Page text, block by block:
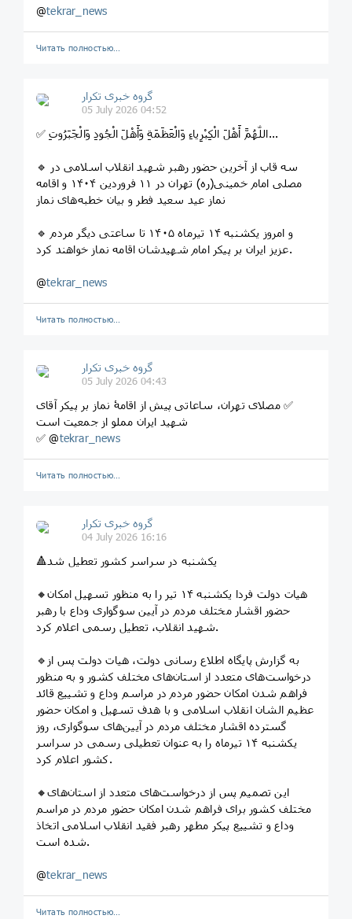
@tekrar_news
Читать полностью…
گروه خبری تکرار
05 July 2026 04:52
✅ اللّٰهُمَّ أَهْلَ الْكِبْرِياءِ وَالْعَظَمَةِ وَأَهْلَ الْجُودِ وَالْجَبَرُوتِ...
🔹 سه قاب از آخرین حضور رهبر شهید انقلاب اسلامی در
مصلی امام خمینی(ره) تهران در ۱۱ فروردین ۱۴۰۴ و اقامه
نماز عید سعید فطر و بیان خطبه‌های نماز
🔹 و امروز یکشنبه ۱۴ تیرماه ۱۴۰۵ تا ساعتی دیگر مردم
عزیز ایران بر پیکر امام شهیدشان اقامه نماز خواهند کرد.
@tekrar_news
Читать полностью…
گروه خبری تکرار
05 July 2026 04:43
‏✅ مصلای تهران، ساعاتی پیش از اقامۀ نماز بر پیکر آقای
شهید ایران مملو از جمعیت است
‎✅ @tekrar_news
Читать полностью…
گروه خبری تکرار
04 July 2026 16:16
🔺یکشنبه در سراسر کشور تعطیل شد
🔸هیات دولت فردا یکشنبه ۱۴ تیر را به منظور تسهیل امکان
حضور اقشار مختلف مردم در آیین سوگواری وداع با رهبر
شهید انقلاب، تعطیل رسمی اعلام کرد.
🔹به گزارش پایگاه اطلاع رسانی دولت، هیات دولت پس از
درخواست‌های متعدد از استان‌های مختلف کشور و به منظور
فراهم شدن امکان حضور مردم در مراسم وداع و تشییع قائد
عظیم الشان انقلاب اسلامی و با هدف تسهیل و امکان حضور
گسترده اقشار مختلف مردم در آیین‌های سوگواری، روز
یکشنبه ۱۴ تیرماه را به عنوان تعطیلی رسمی در سراسر
کشور اعلام کرد.
🔸این تصمیم پس از درخواست‌های متعدد از استان‌های
مختلف کشور برای فراهم شدن امکان حضور مردم در مراسم
وداع و تشییع پیکر مطهر رهبر فقید انقلاب اسلامی اتخاذ
شده است.
@tekrar_news
Читать полностью…